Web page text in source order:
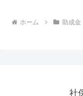
ホーム 助成金
社